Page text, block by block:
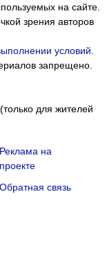
на сайте.
зрения авторов
условий
запрещено.
(только для жителей
Реклама на
проекте
Обратная связь